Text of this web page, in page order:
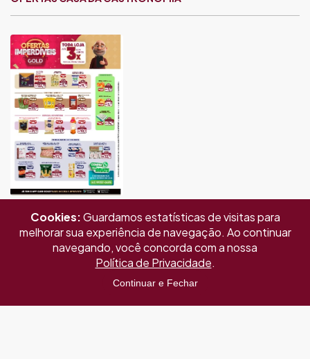
Cookies:Guardamos estatísticas de visitas para
melhorar sua experiência de navegação. Ao continuar
navegando, você concorda com a nossa
Política de Privacidade.
Continuar e Fechar